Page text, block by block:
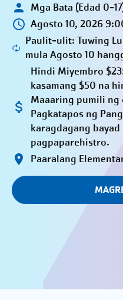
Mga Bata (Edad 0-
Agosto 10, 2026
Paulit-ulit: Tuwing
mula Agosto 10
Hindi Miyembro
kasamang $50 na
Maaaring pumili ng
Pagkatapos ng
karagdagang
pagpaparehistro.
Paaralang